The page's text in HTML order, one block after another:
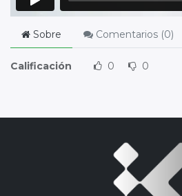
Sobre Comentarios (0)
Calificación 0 0